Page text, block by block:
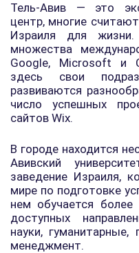
Тель-Авив — это
центр, многие
Израиля для жизни.
множества
Google, Microsoft и
здесь свои
развиваются
число успешных
сайтов Wix.
В городе находится
Авивский
заведение Израиля,
мире по подготовке
нем обучается
доступных
науки, гуманитарные,
менеджмент.